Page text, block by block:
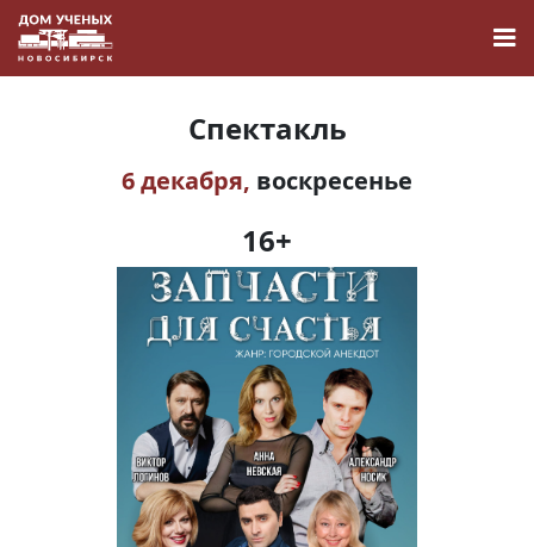
Наука
О Доме учёных
Виртуальный тур
Контакты
Спектакль
6 декабря, воскресенье
16+